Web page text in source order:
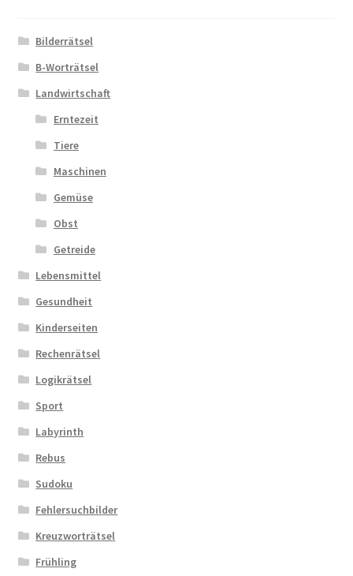
Bilderrätsel
B-Worträtsel
Landwirtschaft
Erntezeit
Tiere
Maschinen
Gemüse
Obst
Getreide
Lebensmittel
Gesundheit
Kinderseiten
Rechenrätsel
Logikrätsel
Sport
Labyrinth
Rebus
Sudoku
Fehlersuchbilder
Kreuzworträtsel
Frühling